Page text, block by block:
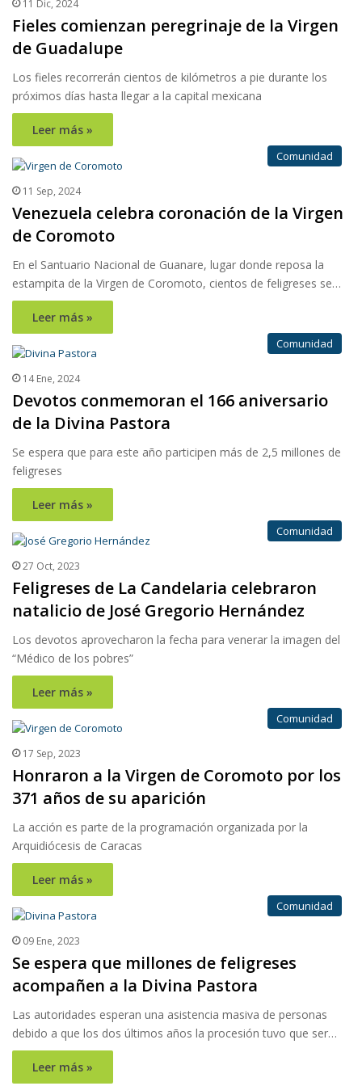
11 Dic, 2024
Fieles comienzan peregrinaje de la Virgen
de Guadalupe
Los fieles recorrerán cientos de kilómetros a pie durante los
próximos días hasta llegar a la capital mexicana
Leer más »
Comunidad
11 Sep, 2024
Venezuela celebra coronación de la Virgen
de Coromoto
En el Santuario Nacional de Guanare, lugar donde reposa la
estampita de la Virgen de Coromoto, cientos de feligreses se…
Leer más »
Comunidad
14 Ene, 2024
Devotos conmemoran el 166 aniversario
de la Divina Pastora
Se espera que para este año participen más de 2,5 millones de
feligreses
Leer más »
Comunidad
27 Oct, 2023
Feligreses de La Candelaria celebraron
natalicio de José Gregorio Hernández
Los devotos aprovecharon la fecha para venerar la imagen del
“Médico de los pobres”
Leer más »
Comunidad
17 Sep, 2023
Honraron a la Virgen de Coromoto por los
371 años de su aparición
La acción es parte de la programación organizada por la
Arquidiócesis de Caracas
Leer más »
Comunidad
09 Ene, 2023
Se espera que millones de feligreses
acompañen a la Divina Pastora
Las autoridades esperan una asistencia masiva de personas
debido a que los dos últimos años la procesión tuvo que ser…
Leer más »